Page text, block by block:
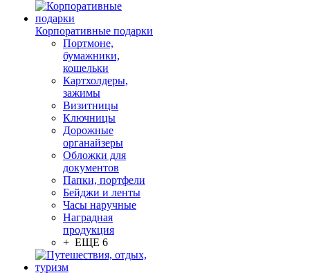
Корпоративные подарки
Портмоне,
бумажники,
кошельки
Картхолдеры,
зажимы
Визитницы
Ключницы
Дорожные
органайзеры
Обложки для
документов
Папки, портфели
Бейджи и ленты
Часы наручные
Наградная
продукция
+ ЕЩЕ 6